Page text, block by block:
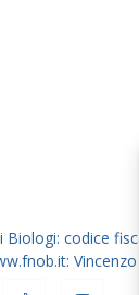
codice